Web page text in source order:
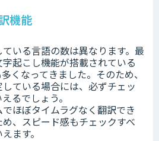
機能
いる言語の数は異なります。最
起こし機能が搭載されている
くなってきました。そのため、
ている場合には、必ずチェッ
るでしょう。
ほぼタイムラグなく翻訳でき
、スピード感もチェックすべ
ます。